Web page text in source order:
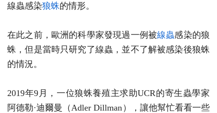
線蟲感染狼蛛的情形。
在此之前，歐洲的科學家發現過一例被線蟲感染的狼
蛛，但是當時只研究了線蟲，並不了解被感染後狼蛛
的情況。
2019年9月，一位狼蛛養殖主求助UCR的寄生蟲學家
阿德勒·迪爾曼（Adler Dillman），讓他幫忙看看一些